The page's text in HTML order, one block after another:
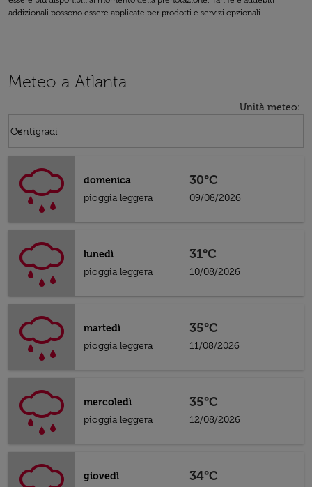
addizionali possono essere applicate per prodotti e servizi opzionali.
Meteo a Atlanta
Unità meteo:
Centigradi
keyboard_arrow_down
domenica
pioggia leggera
30°C
09/08/2026
lunedì
pioggia leggera
31°C
10/08/2026
martedì
pioggia leggera
35°C
11/08/2026
mercoledì
pioggia leggera
35°C
12/08/2026
giovedì
34°C